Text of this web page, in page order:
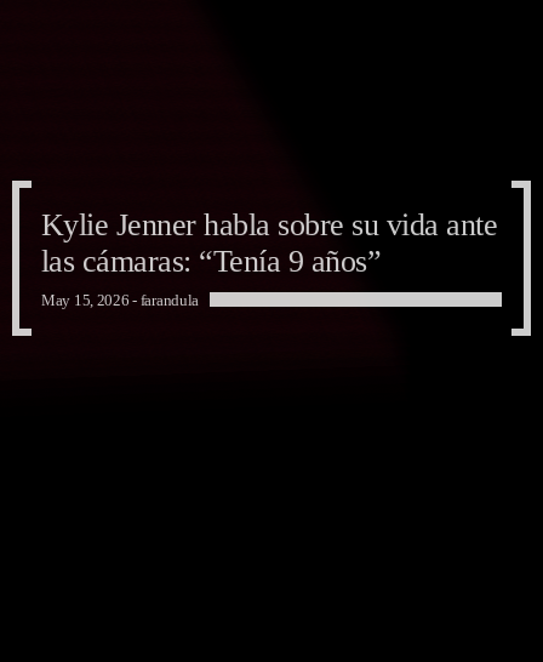
Kylie Jenner habla sobre su vida ante
las cámaras: “Tenía 9 años”
May 15, 2026 - farandula